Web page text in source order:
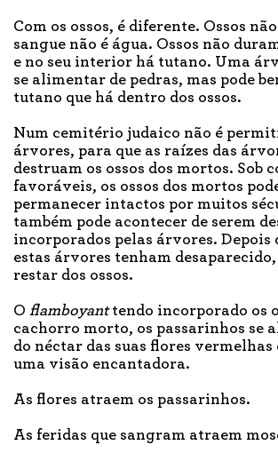
Com os ossos, é diferente. Ossos
sangue não é água. Ossos não
e no seu interior há tutano. Uma
se alimentar de pedras, mas pode
tutano que há dentro dos ossos.
Num cemitério judaico não é
árvores, para que as raízes das
destruam os ossos dos mortos. Sob
favoráveis, os ossos dos mortos
permanecer intactos por muitos
também pode acontecer de serem
incorporados pelas árvores. Depois
estas árvores tenham
restar dos ossos.
O flamboyanttendo incorporado os
cachorro morto, os passarinhos se
do néctar das suas flores
uma visão encantadora.
As flores atraem os passarinhos.
As feridas que sangram atraem